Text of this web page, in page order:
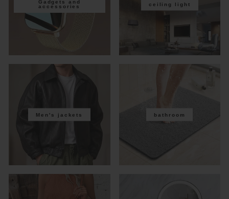
Gadgets and
accessories
ceiling light
Men's jackets bathroom